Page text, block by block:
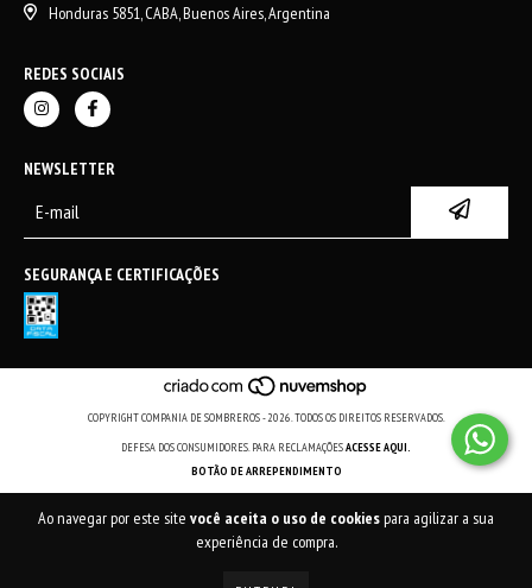
Ao navegar por este site você aceita o uso de cookiespara agilizar a sua
experiência de compra.
Honduras 5851, CABA, Buenos Aires, Argentina
REDES SOCIAIS
NEWSLETTER
SEGURANÇA E CERTIFICAÇÕES
COPYRIGHT COMPANIA DE SOMBREROS - 2026. TODOS OS DIREITOS RESERVADOS.
DEFESA DOS CONSUMIDORES. PARA RECLAMAÇÕESACESSE AQUI.
BOTÃO DE ARREPENDIMENTO